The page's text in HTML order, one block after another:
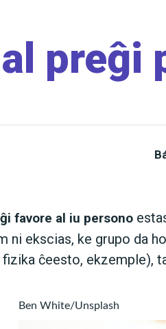
preĝi
favore al iu persono
ni ekscias, ke grupo da
fizika ĉeesto, ekzemple),
Ben White/Unsplash